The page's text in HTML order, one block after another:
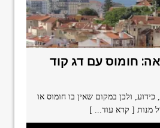
חומוס עם דג קוד
ולכן במקום שאין בו חומוס או
מנות [ קרא עוד... ]